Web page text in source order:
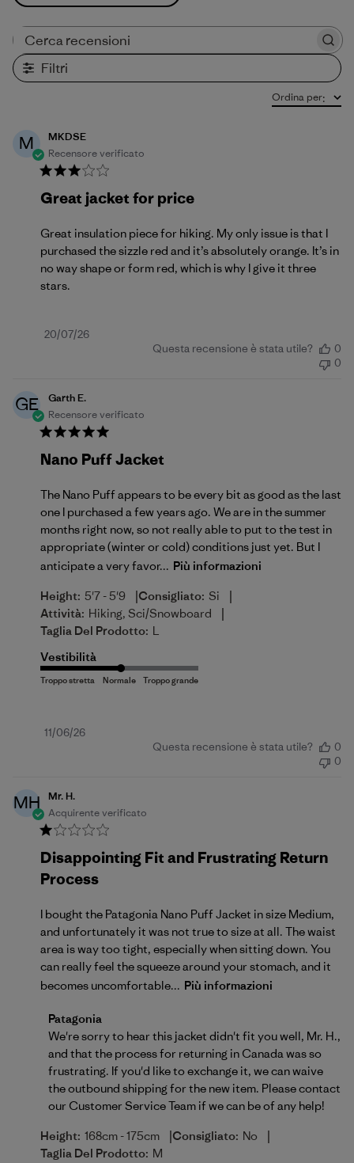
Filtri
Ordina per:
M
MKDSE
Recensore verificato
Great jacket for price
Great insulation piece for hiking. My only issue is that I
purchased the sizzle red and it’s absolutely orange. It’s in
no way shape or form red, which is why I give it three
stars.
Data
20/07/26
Questa recensione è stata utile?
0
0
GE
Garth E.
Recensore verificato
Nano Puff Jacket
The Nano Puff appears to be every bit as good as the last
one I purchased a few years ago. We are in the summer
months right now, so not really able to put to the test in
appropriate (winter or cold) conditions just yet. But I
anticipate a very favor... Più informazioni
Height: 5'7 - 5'9 |Consigliato: Si |
Attività: Hiking, Sci/Snowboard |
Taglia Del Prodotto: L
Vestibilità
Data
11/06/26
Questa recensione è stata utile?
0
0
MH
Mr. H.
Acquirente verificato
Disappointing Fit and Frustrating Return
Process
I bought the Patagonia Nano Puff Jacket in size Medium,
and unfortunately it was not true to size at all. The waist
area is way too tight, especially when sitting down. You
can really feel the squeeze around your stomach, and it
becomes uncomfortable... Più informazioni
Commenti del proprietario del negozio sulla
Patagonia
We're sorry to hear this jacket didn't fit you well, Mr. H.,
and that the process for returning in Canada was so
frustrating. If you'd like to exchange it, we can waive
the outbound shipping for the new item. Please contact
our Customer Service Team if we can be of any help!
Height: 168cm - 175cm |Consigliato: No |
Taglia Del Prodotto: M